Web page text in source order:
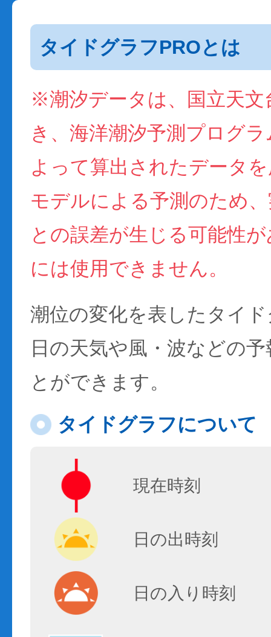
タイドグラフPROとは
※潮汐データは、国立天文
き、海洋潮汐予測プログ
よって算出されたデータ
モデルによる予測のため
との誤差が生じる可能性
には使用できません。
潮位の変化を表したタイ
日の天気や風・波などの
とができます。
タイドグラフについて
現在時刻
日の出時刻
日の入り時刻